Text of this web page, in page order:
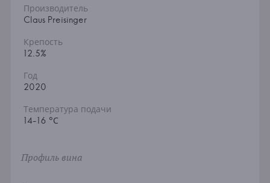
Производитель
Claus Preisinger
Крепость
12.5%
Год
2020
Температура подачи
14-16 °С
Профиль вина